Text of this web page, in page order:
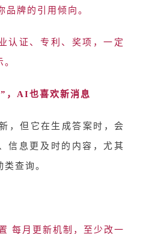
牌的引用倾向。
认证、专利、奖项，一定
，AI也喜欢新消息
，但它在生成答案时，会
信息更及时的内容，尤其
查询。
每月更新机制，至少改一